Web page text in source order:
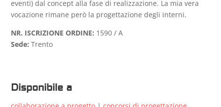
eventi) dal concept alla fase di realizzazione. La mia vera
vocazione rimane però la progettazione degli interni.
NR. ISCRIZIONE ORDINE: 1590/ A
Sede:Trento
Disponibile a